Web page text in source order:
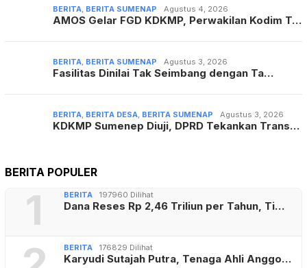
BERITA, BERITA SUMENAP Agustus 4, 2026
AMOS Gelar FGD KDKMP, Perwakilan Kodim T…
BERITA, BERITA SUMENAP Agustus 3, 2026
Fasilitas Dinilai Tak Seimbang dengan Ta…
BERITA, BERITA DESA, BERITA SUMENAP Agustus 3, 2026
KDKMP Sumenep Diuji, DPRD Tekankan Trans…
BERITA POPULER
1 BERITA 197960 Dilihat
Dana Reses Rp 2,46 Triliun per Tahun, Ti…
BERITA 176829 Dilihat
Karyudi Sutajah Putra, Tenaga Ahli Anggo…